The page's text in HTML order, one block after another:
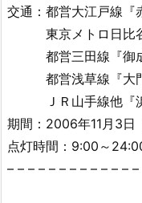
交通：都営大江戸線『
東京メトロ日比谷
都営三田線『御成
都営浅草線『大門
ＪＲ山手線他『浜
期間：2006年11月3日
点灯時間：9:00～
– – – – – – – – – – – –